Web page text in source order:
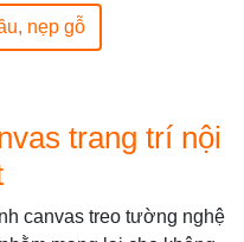
nẹp gỗ
trang trí nội
canvas treo tường nghệ